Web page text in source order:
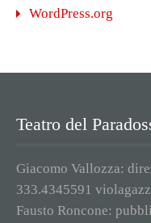
WordPress.org
Teatro del
Giacomo Vallozza:
333.4345591
Fausto Roncone: